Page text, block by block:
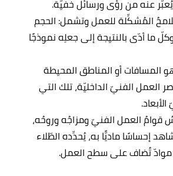
عنه من رؤى ورسائل خفيّة.
المُشكِّلة للعمل وتشمل: الحجم
ما أدّى بالنتيجة إلى جعلِه نموذجًا
المسافات أو المناطق المحيطة
العمل الفنيّ الداخليّة، تلك التي
قوامُ العمل الفنيّ ومزاجُه وروحُه،
إحساسًا ماديًّا به، يُحدِّده الطّلاء
موادّ تُضاف على سطح العمل.